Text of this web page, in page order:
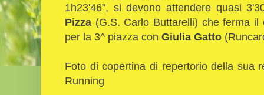
1h23'46", si devono attendere quasi
Pizza (G.S. Carlo Buttarelli) che ferma
per la 3^ piazza con Giulia Gatto
Foto di copertina di repertorio della sua
Running